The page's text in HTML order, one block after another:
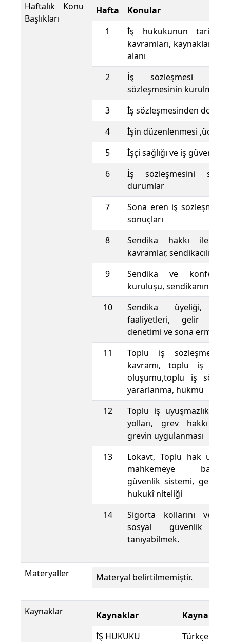
Haftalık Konu
Başlıkları
Hafta
Konular
1
İş hukukunun tarihsel
kavramları, kaynakları ve
alanı
2
İş sözleşmesi
sözleşmesinin kurulması
3
İş sözleşmesinden doğan
4
İşin düzenlenmesi ,ücret
5
İşçi sağlığı ve iş güvenliği
6
İş sözleşmesini
durumlar
7
Sona eren iş
sonuçları
8
Sendika hakkı ile
kavramlar, sendikacılığın
9
Sendika ve
kuruluşu, sendikanın
10
Sendika üyeliği,
faaliyetleri, gelir ve
denetimi ve sona ermesi
11
Toplu iş sözleşmesi
kavramı, toplu iş
oluşumu,toplu iş
yararlanma, hükmü
12
Toplu iş uyuşmazlıkları
yolları, grev hakkı ve
grevin uygulanması
13
Lokavt, Toplu hak
mahkemeye
güvenlik sistemi,
hukukî niteliği
14
Sigorta kollarını ve
sosyal güvenlik
tanıyabilmek.
Materyaller Materyal belirtilmemiştir.
Kaynaklar Kaynaklar
Kaynak Dili
İŞ HUKUKU
Türkçe